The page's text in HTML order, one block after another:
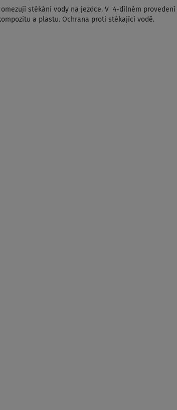
stékání vody na jezdce. V 4-dílném
a plastu. Ochrana proti stékající vodě.